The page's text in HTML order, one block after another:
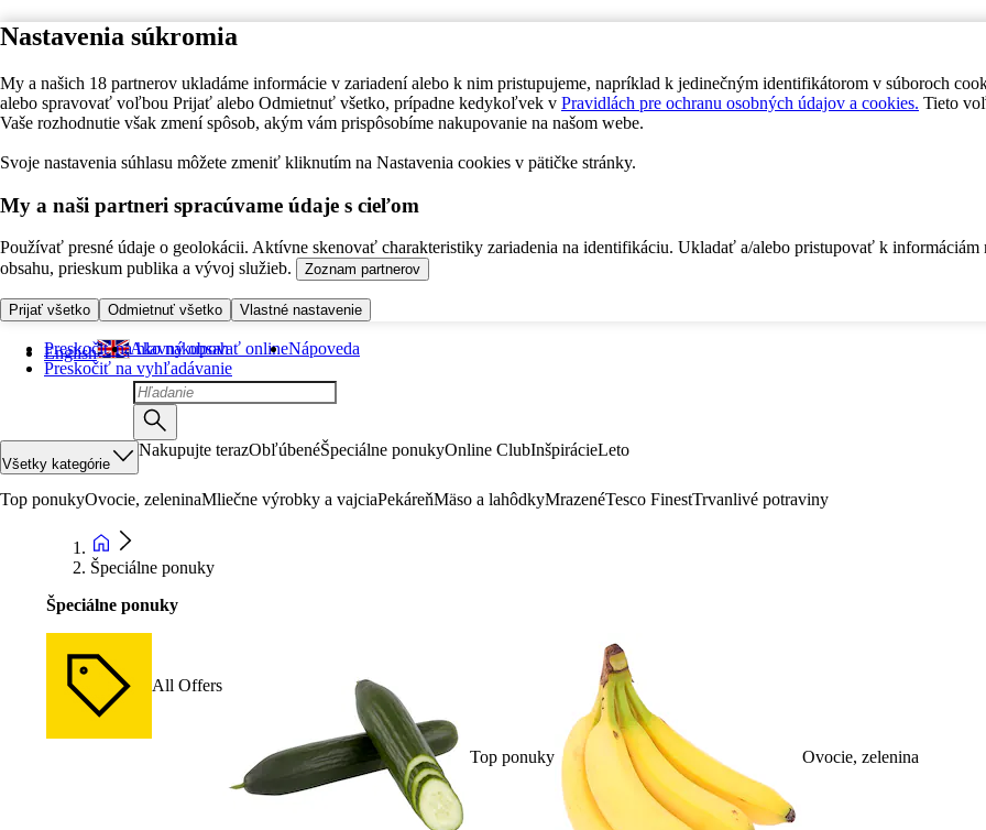
Nastavenia súkromia
My a našich 18 partnerov ukladáme informácie v zariadení alebo k nim pristupujeme, napríklad k jedinečným identifikátorom v súboroch
alebo spravovať voľbou Prijať alebo Odmietnuť všetko, prípadne kedykoľvek v Pravidlách pre ochranu osobných údajov a cookies. Tieto
Vaše rozhodnutie však zmení spôsob, akým vám prispôsobíme nakupovanie na našom webe.
Svoje nastavenia súhlasu môžete zmeniť kliknutím na Nastavenia cookies v pätičke stránky.
My a naši partneri spracúvame údaje s cieľom
Používať presné údaje o geolokácii. Aktívne skenovať charakteristiky zariadenia na identifikáciu. Ukladať a/alebo pristupovať k informáciám
obsahu, prieskum publika a vývoj služieb.
Zoznam partnerov
Prijať všetko Odmietnuť všetko Vlastné nastavenie
Preskočiť na hlavný obsah
Preskočiť na vyhľadávanie
English Ako nakupovať onlineNápoveda
Všetky kategórie
Nakupujte terazObľúbenéŠpeciálne ponukyOnline ClubInšpirácieLeto
Top ponukyOvocie, zeleninaMliečne výrobky a vajciaPekáreňMäso a lahôdkyMrazenéTesco FinestTrvanlivé potraviny
Špeciálne ponuky
Špeciálne ponuky
All Offers
Top ponuky Ovocie, zelenina